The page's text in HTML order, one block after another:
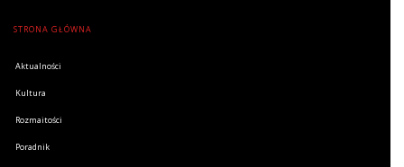
STRONA GŁÓWNA
Aktualności
Kultura
Rozmaitości
Poradnik